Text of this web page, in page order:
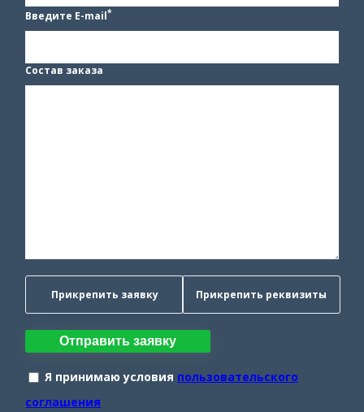
Введите E-mail*
Состав заказа
Прикрепить заявку Прикрепить реквизиты
Отправить заявку
Я принимаю условия пользовательского
соглашения